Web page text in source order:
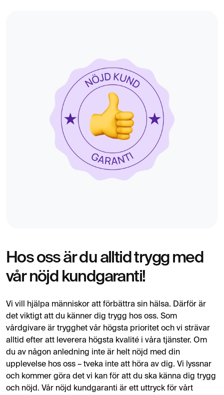
Hos oss är du alltid trygg med
vår nöjd kundgaranti!
Vi vill hjälpa människor att förbättra sin hälsa. Därför är
det viktigt att du känner dig trygg hos oss. Som
vårdgivare är trygghet vår högsta prioritet och vi strävar
alltid efter att leverera högsta kvalité i våra tjänster. Om
du av någon anledning inte är helt nöjd med din
upplevelse hos oss – tveka inte att höra av dig. Vi lyssnar
och kommer göra det vi kan för att du ska känna dig trygg
och nöjd. Vår nöjd kundgaranti är ett uttryck för vårt